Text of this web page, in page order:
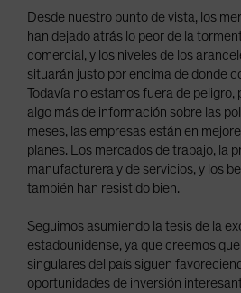
Desde nuestro punto de vista, los
han dejado atrás lo peor de la
comercial, y los niveles de los
situarán justo por encima de donde
Todavía no estamos fuera de
algo más de información sobre las
meses, las empresas están en
planes. Los mercados de trabajo, la
manufacturera y de servicios, y los
también han resistido bien.
Seguimos asumiendo la tesis de la
estadounidense, ya que creemos
singulares del país siguen
oportunidades de inversión